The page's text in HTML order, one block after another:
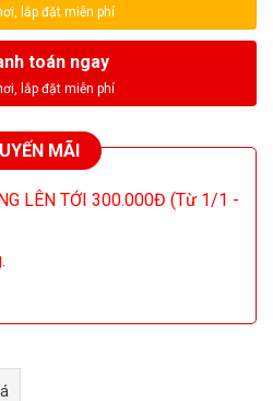
toán ngay
MÃI
LÊN TỚI 300.000Đ (Từ 1/1 -